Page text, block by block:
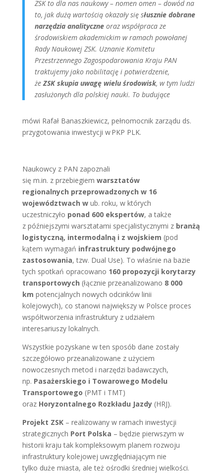
ZSK to dla nas naukowy – nomen omen – dowód na
to, jak dużą wartością okazały się słusznie dobrane
narzędzia analityczne oraz współpraca ze
środowiskiem akademickim w ramach powołanej
Rady Naukowej ZSK. Uznanie Komitetu
Przestrzennego Zagospodarowania Kraju PAN
traktujemy jako nobilitację i potwierdzenie,
że ZSK skupia uwagę wielu środowisk, w tym ludzi
zasłużonych dla polskiej nauki. To budujące
mówi Rafał Banaszkiewicz, pełnomocnik zarządu ds.
przygotowania inwestycji w PKP PLK.
Naukowcy z PAN zapoznali
się m.in. z przebiegiem warsztatów
regionalnych przeprowadzonych w 16
województwach wub. roku, w których
uczestniczyło ponad 600 ekspertów, a także
z późniejszymi warsztatami specjalistycznymi z branżą
logistyczną, intermodalną i z wojskiem (pod
kątem wymagań infrastruktury podwójnego
zastosowania, tzw. Dual Use). To właśnie na bazie
tych spotkań opracowano 160 propozycji korytarzy
transportowych (łącznie przeanalizowano 8 000
km potencjalnych nowych odcinków linii
kolejowych), co stanowi największy w Polsce proces
współtworzenia infrastruktury z udziałem
interesariuszy lokalnych.
Wszystkie pozyskane w ten sposób dane zostały
szczegółowo przeanalizowane z użyciem
nowoczesnych metod i narzędzi badawczych,
np. Pasażerskiego i Towarowego Modelu
Transportowego (PMT i TMT)
oraz Horyzontalnego Rozkładu Jazdy(HRJ).
Projekt ZSK– realizowany w ramach inwestycji
strategicznych Port Polska – będzie pierwszym w
historii kraju tak kompleksowym planem rozwoju
infrastruktury kolejowej uwzględniającym nie
tylko duże miasta, ale też ośrodki średniej wielkości.